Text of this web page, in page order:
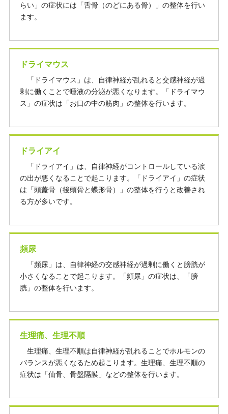
らい」の症状には「舌骨（のどにある骨）」の整体を行い
ます。
ドライマウス
「ドライマウス」は、自律神経が乱れると交感神経が過
剰に働くことで唾液の分泌が悪くなります。「ドライマウ
ス」の症状は「お口の中の筋肉」の整体を行います。
ドライアイ
「ドライアイ」は、自律神経がコントロールしている涙
の出が悪くなることで起こります。「ドライアイ」の症状
は「頭蓋骨（後頭骨と蝶形骨）」の整体を行うと改善され
る方が多いです。
頻尿
「頻尿」は、自律神経の交感神経が過剰に働くと膀胱が
小さくなることで起こります。「頻尿」の症状は、「膀
胱」の整体を行います。
生理痛、生理不順
生理痛、生理不順は自律神経が乱れることでホルモンの
バランスが悪くなるため起こります。生理痛、生理不順の
症状は「仙骨、骨盤隔膜」などの整体を行います。